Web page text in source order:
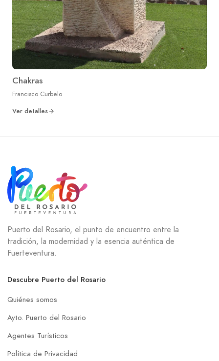
Chakras
Francisco Curbelo
Ver detalles
Puerto del Rosario, el punto de encuentro entre la
tradición, la modernidad y la esencia auténtica de
Fuerteventura.
Descubre Puerto del Rosario
Quiénes somos
Ayto. Puerto del Rosario
Agentes Turísticos
Política de Privacidad